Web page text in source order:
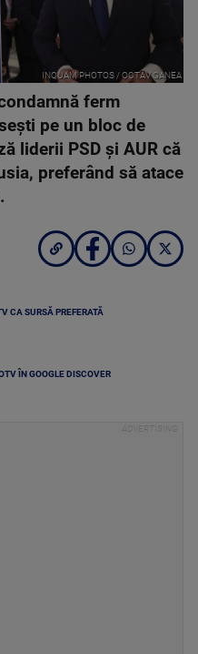
INQUAM PHOTOS / OCTAV GANEA
ferm
pe un bloc de
liderii PSD și AUR că
preferând să atace
CA SURSĂ PREFERATĂ
ÎN GOOGLE DISCOVER